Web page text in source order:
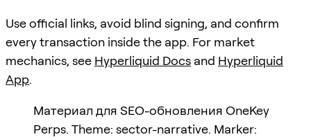
Use official links, avoid blind signing, and confirm
every transaction inside the app. For market
mechanics, see Hyperliquid Docs and Hyperliquid
App.
Материал для SEO-обновления OneKey
Perps. Theme: sector-narrative. Marker: